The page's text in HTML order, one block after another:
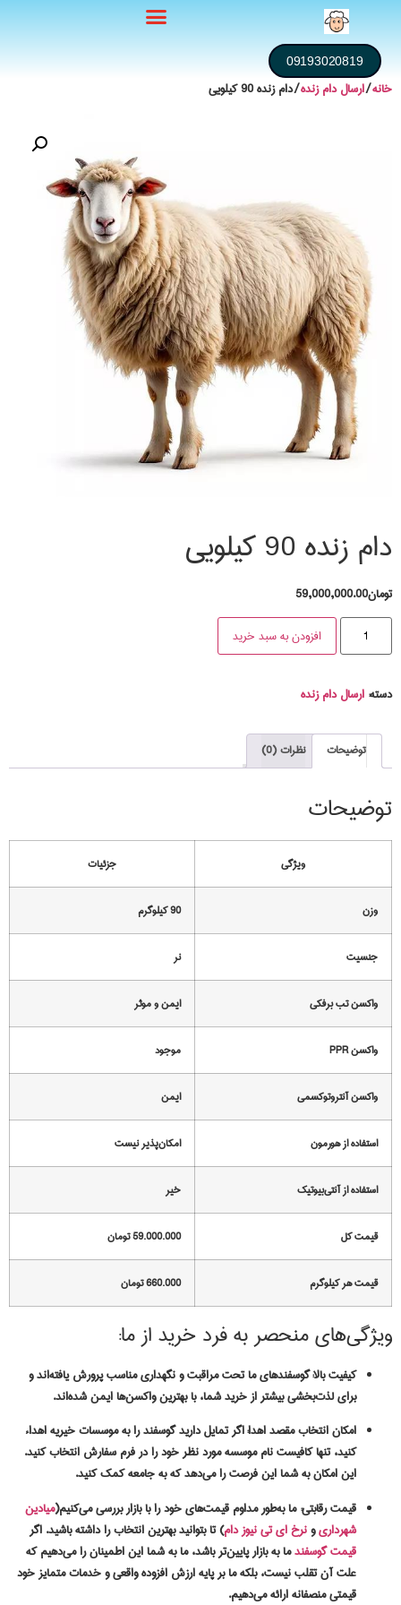
09193020819
خانه/ارسال دام زنده/ دام زنده 90 کیلویی
دام زنده 90 کیلویی
تومان59,000,000.00
افزودن به سبد خرید
دسته: ارسال دام زنده
توضیحات نظرات (0)
توضیحات
ویژگی جزئیات
وزن 90 کیلوگرم
جنسیت نر
واکسن تب برفکی ایمن و موثر
واکسن PPR موجود
واکسن آنتروتوکسمی ایمن
استفاده از هورمون امکان‌پذیر نیست
استفاده از آنتی‌بیوتیک خیر
قیمت کل 59.000.000 تومان
قیمت هر کیلوگرم 660.000 تومان
ویژگی‌های منحصر به فرد خرید از ما:
کیفیت بالا:گوسفندهای ما تحت مراقبت و نگهداری مناسب پرورش یافته‌اند و
برای لذت‌بخشی بیشتر از خرید شما، با بهترین واکسن‌ها ایمن شده‌اند.
امکان انتخاب مقصد اهدا:اگر تمایل دارید گوسفند را به موسسات خیریه اهداء
کنید، تنها کافیست نام موسسه مورد نظر خود را در فرم سفارش انتخاب کنید.
این امکان به شما این فرصت را می‌دهد که به جامعه کمک کنید.
قیمت رقابتی:ما به‌طور مداوم قیمت‌های خود را با بازار بررسی می‌کنیم(میادین
شهرداریونرخ ای تی نیوز دام) تا بتوانید بهترین انتخاب را داشته باشید. اگر
قیمت گوسفندما به بازار پایین‌تر باشد، ما به شما این اطمینان را می‌دهیم که
علت آن تقلب نیست، بلکه ما بر پایه ارزش افزوده واقعی و خدمات متمایز خود
قیمتی منصفانه ارائه می‌دهیم.